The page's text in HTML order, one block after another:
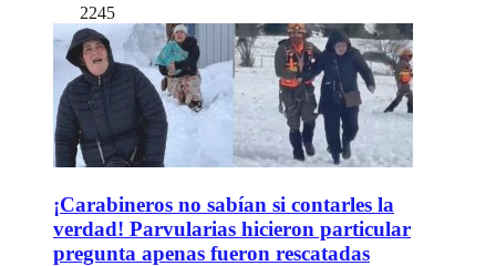
2245
¡Carabineros no sabían si contarles la
verdad! Parvularias hicieron particular
pregunta apenas fueron rescatadas